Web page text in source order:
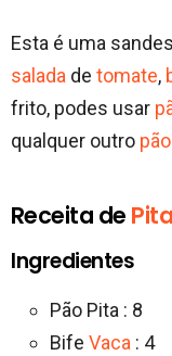
Esta é uma
salada de tomate,
frito, podes usar
qualquer outro pão
Receita de Pita
Ingredientes
Pão Pita : 8
Bife Vaca : 4